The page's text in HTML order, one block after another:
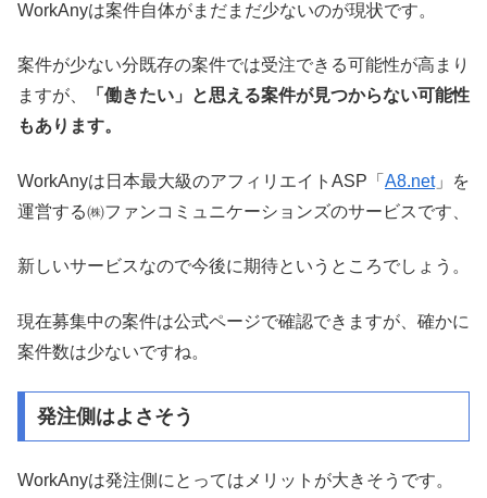
WorkAnyは案件自体がまだまだ少ないのが現状です。
案件が少ない分既存の案件では受注できる可能性が高まり
ますが、
「働きたい」と思える案件が見つからない可能性
もあります。
WorkAnyは日本最大級のアフィリエイトASP「 A8.net」を
運営する㈱ファンコミュニケーションズのサービスです、
新しいサービスなので今後に期待というところでしょう。
現在募集中の案件は公式ページで確認できますが、確かに
案件数は少ないですね。
発注側はよさそう
WorkAnyは発注側にとってはメリットが大きそうです。